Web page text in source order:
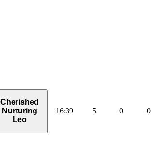
Cherished
Nurturing
Leo
16:39 5 0 0